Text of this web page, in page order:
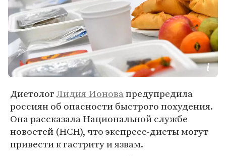
ДиетологЛидия Ионовапредупредила
россиян об опасности быстрого похудения.
Она рассказала Национальной службе
новостей (НСН), что экспресс-диеты могут
привести к гастриту и язвам.